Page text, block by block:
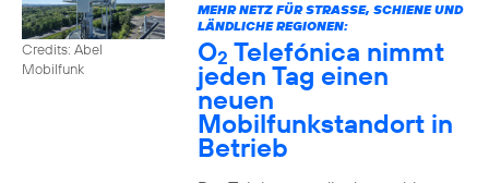
Credits: Abel
Mobilfunk
MEHR NETZ FÜR STRASSE, SCHIENE UND L
ÄNDLICHE REGIONEN:
O2 Telefónica nimmt
jeden Tag einen
neuen
Mobilfunkstandort in
Betrieb